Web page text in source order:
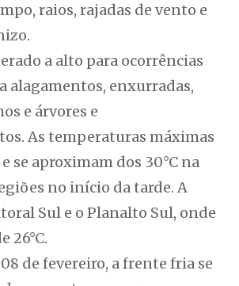
raios, rajadas de vento e
a alto para ocorrências
alagamentos, enxurradas,
e árvores e
As temperaturas máximas
se aproximam dos 30°C na
no início da tarde. A
Sul e o Planalto Sul, onde
26°C.
de fevereiro, a frente fria se